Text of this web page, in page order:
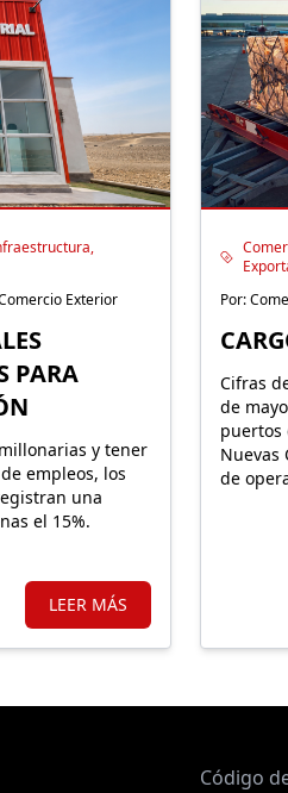
Exterior
PARA
y tener
empleos, los
una
el 15%.
LEER MÁS
Por:
Cifras
de
puertos
Nuevas
de
Código